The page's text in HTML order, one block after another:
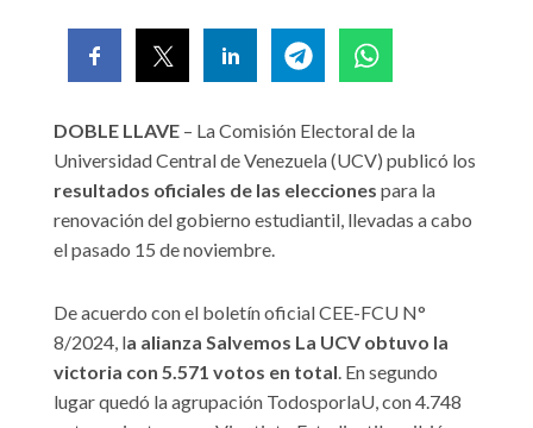
DOBLE LLAVE – La Comisión Electoral de la
Universidad Central de Venezuela (UCV) publicó los
resultados oficiales de las elecciones para la
renovación del gobierno estudiantil, llevadas a cabo
el pasado 15 de noviembre.
De acuerdo con el boletín oficial CEE-FCU N°
8/2024, la alianza Salvemos La UCV obtuvo la
victoria con 5.571 votos en total. En segundo
lugar quedó la agrupación TodosporlaU, con 4.748